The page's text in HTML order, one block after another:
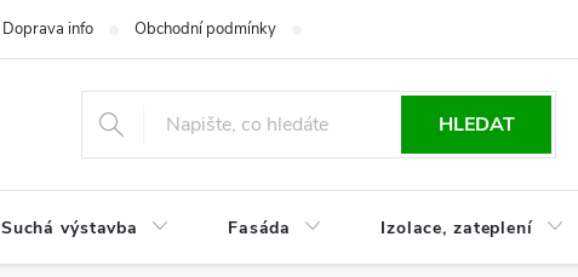
Doprava info Obchodní podmínky
HLEDAT
Suchá výstavba Fasáda Izolace, zateplení